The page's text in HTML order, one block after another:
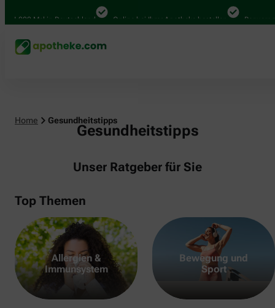
Mal in Deutschland Online bei Ihrer Apotheke bestellen Bequem
Home Gesundheitstipps
Gesundheitstipps
Unser Ratgeber für Sie
Top Themen
Allergien &
Immunsystem
Bewegung und
Sport